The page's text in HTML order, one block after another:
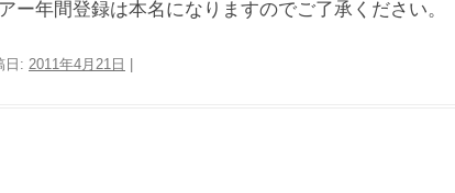
ー年間登録は本名になりますのでご了承ください。
日: 2011年4月21日